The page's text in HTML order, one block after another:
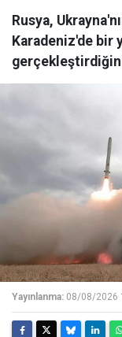
Rusya,
Karadeniz'de bir
gerçekleştirdiğini
Yayınlanma: 08/08/2026